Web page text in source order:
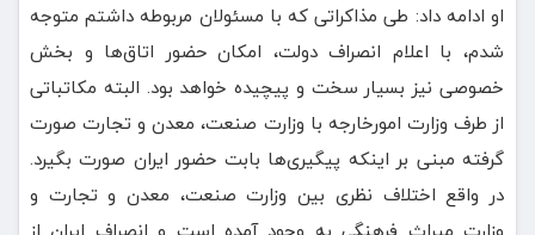
او ادامه داد: طی مذاکراتی که با مسئولان مربوطه داشتم متوجه
شدم، با اعلام انصراف دولت، امکان حضور اتاق‌ها و بخش
خصوصی نیز بسیار سخت و پیچیده خواهد بود. البته مکاتباتی
از طرف وزارت امورخارجه با وزارت صنعت، معدن و تجارت صورت
گرفته مبنی بر اینکه پیگیری‌ها بابت حضور ایران صورت بگیرد.
در واقع اختلاف نظری بین وزارت صنعت، معدن و تجارت و